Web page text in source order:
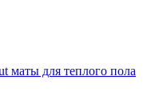
маты для теплого пола